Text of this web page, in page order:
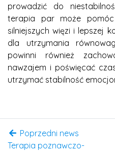
prowadzić do
terapia par może
silniejszych więzi i lepszej
dla utrzymania
powinni również
nawzajem i poświęcać
utrzymać stabilność
Poprzedni news
Terapia poznawczo-